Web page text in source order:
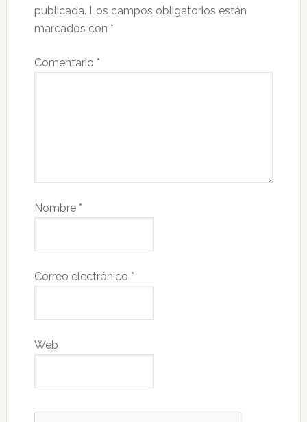
publicada. Los campos obligatorios están
marcados con *
Comentario *
Nombre *
Correo electrónico *
Web